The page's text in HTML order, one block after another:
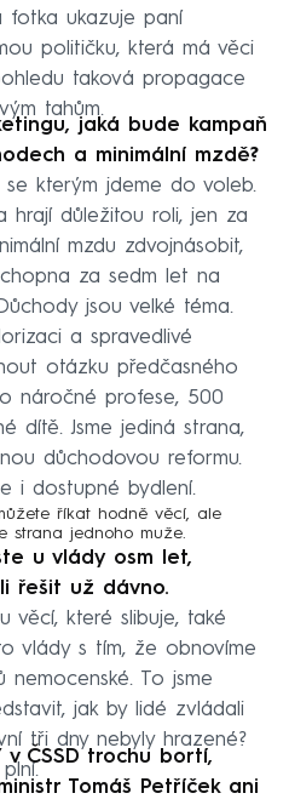
fotka ukazuje paní
političku, která má věci
taková propagace
tahům.
jaká bude kampaň
a minimální mzdě?
se kterým jdeme do voleb.
hrají důležitou roli, jen za
mzdu zdvojnásobit,
za sedm let na
jsou velké téma.
a spravedlivé
otázku předčasného
náročné profese, 500
dítě. Jsme jediná strana,
důchodovou reformu.
i dostupné bydlení.
říkat hodně věcí, ale
strana jednoho muže.
u vlády osm let,
řešit už dávno.
věcí, které slibuje, také
vlády s tím, že obnovíme
To jsme
jak by lidé zvládali
tři dny nebyly hrazené?
ČSSD trochu bortí,
Tomáš Petříček ani